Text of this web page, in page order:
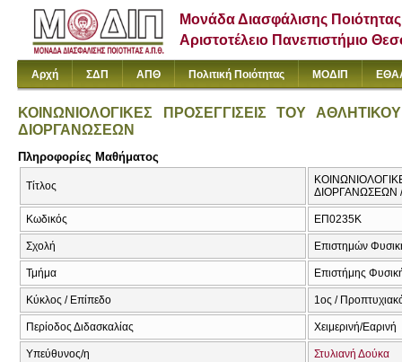
Μονάδα Διασφάλισης Ποιότητας
Αριστοτέλειο Πανεπιστήμιο
Αρχή ΣΔΠ ΑΠΘ Πολιτική Ποιότητας ΜΟΔΙΠ
ΚΟΙΝΩΝΙΟΛΟΓΙΚΕΣ ΠΡΟΣΕΓΓΙΣΕΙΣ ΤΟΥ
ΔΙΟΡΓΑΝΩΣΕΩΝ
Πληροφορίες Μαθήματος
Τίτλος
ΔΙΟΡΓΑΝΩΣΕΩΝ /
Κωδικός ΕΠ0235Κ
Σχολή Επιστημών
Τμήμα Επιστήμης
Κύκλος / Επίπεδο 1ος /
Περίοδος Διδασκαλίας Χειμερινή/Εαρινή
Υπεύθυνος/η Στυλιανή Δούκα